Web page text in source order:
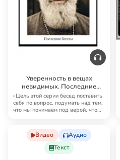
Уверенность в вещах
невидимых. Последние
беседы
«Цель этой серии бесед поставить
себя по вопрос, подумать над тем,
что мы понимаем под верой, что
Видео
Аудио
Текст